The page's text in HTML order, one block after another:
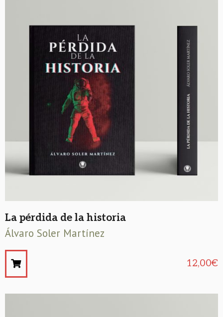
La pérdida de la historia
Álvaro Soler Martínez
12,00€